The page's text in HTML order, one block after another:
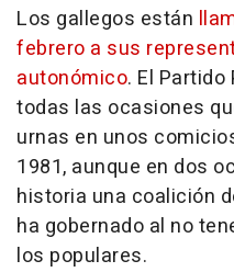
Los gallegos están
febrero a sus
autonómico. El Partido
todas las ocasiones
urnas en unos
1981, aunque en dos
historia una coalición
ha gobernado al no
los populares.